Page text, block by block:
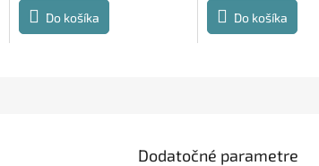
Do košíka Do košíka
Dodatočné parametre